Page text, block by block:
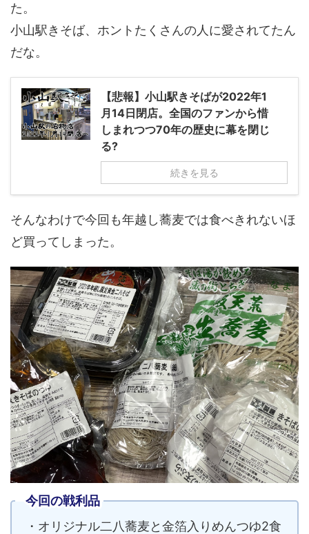
た。
小山駅きそば、ホントたくさんの人に愛されてたん
だな。
【悲報】小山駅きそばが2022年1
月14日閉店。全国のファンから惜
しまれつつ70年の歴史に幕を閉じ
る?
続きを見る
そんなわけで今回も年越し蕎麦では食べきれないほ
ど買ってしまった。
今回の戦利品
・オリジナル二八蕎麦と金箔入りめんつゆ2食